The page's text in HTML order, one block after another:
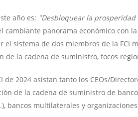
año es: "Desbloquear la
panorama económico con
sistema de dos miembros de la
de la cadena de suministro, focos
de 2024 asistan tanto los CEOs/
de la cadena de suministro de
bancos multilaterales y